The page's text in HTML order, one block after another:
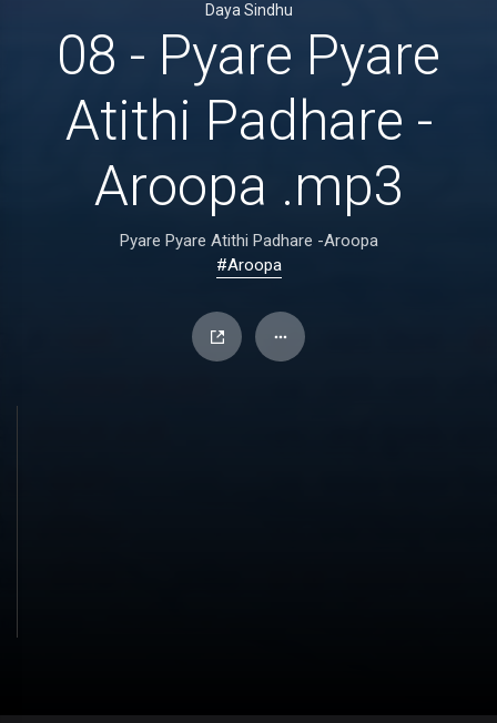
Daya Sindhu
08 - Pyare Pyare
Atithi Padhare -
Aroopa .mp3
Pyare Pyare Atithi Padhare -Aroopa
#Aroopa